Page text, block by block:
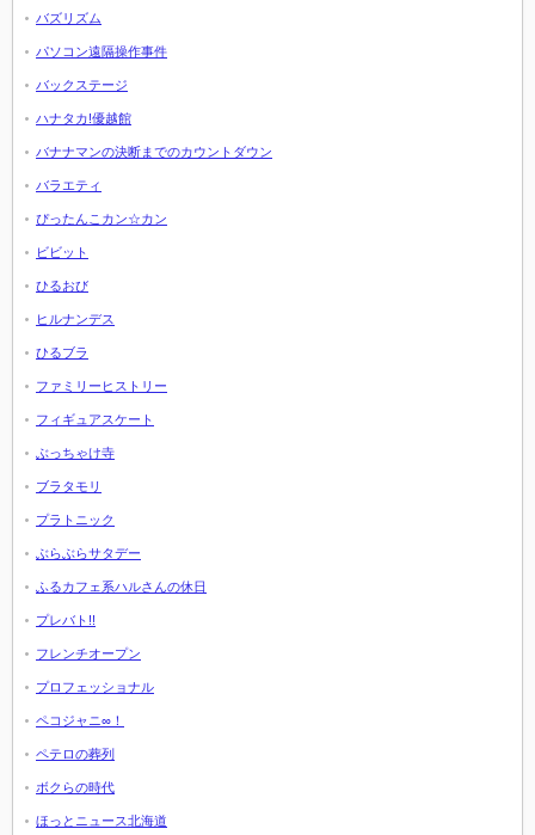
バズリズム
パソコン遠隔操作事件
バックステージ
ハナタカ!優越館
バナナマンの決断までのカウントダウン
バラエティ
ぴったんこカン☆カン
ビビット
ひるおび
ヒルナンデス
ひるブラ
ファミリーヒストリー
フィギュアスケート
ぶっちゃけ寺
ブラタモリ
プラトニック
ぶらぶらサタデー
ふるカフェ系ハルさんの休日
プレバト!!
フレンチオープン
プロフェッショナル
ペコジャニ∞！
ペテロの葬列
ボクらの時代
ほっとニュース北海道